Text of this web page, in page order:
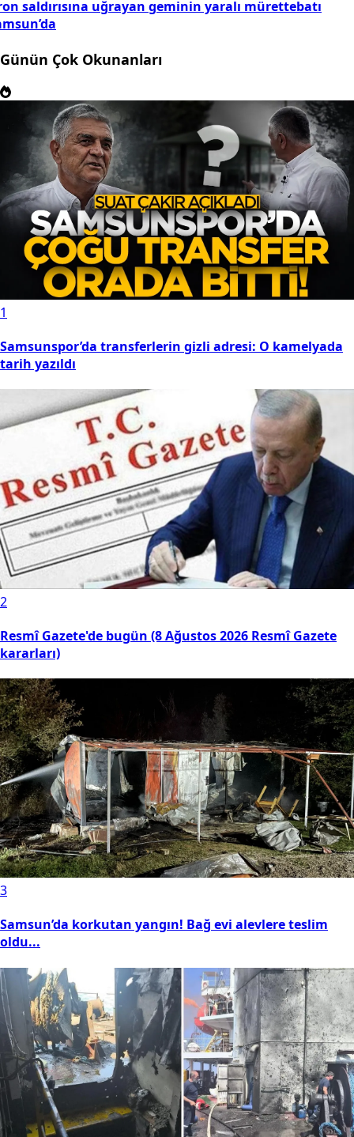
saldırısına uğrayan geminin yaralı mürettebatı
Günün Çok Okunanları
1
Samsunspor’da transferlerin gizli adresi: O kamelyada
tarih yazıldı
2
Resmî Gazete'de bugün (8 Ağustos 2026 Resmî Gazete
kararları)
3
Samsun’da korkutan yangın! Bağ evi alevlere teslim
oldu...